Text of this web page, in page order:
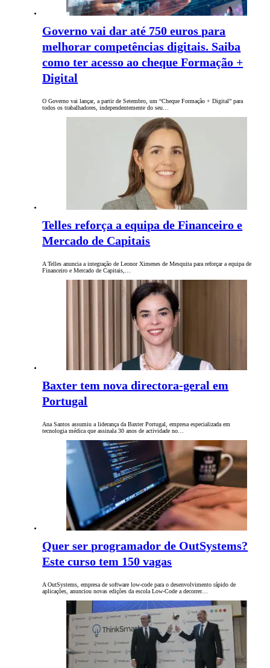
Governo vai dar até 750 euros para
melhorar competências digitais. Saiba
como ter acesso ao cheque Formação +
Digital
O Governo vai lançar, a partir de Setembro, um “Cheque Formação + Digital” para
todos os trabalhadores, independentemente do seu…
Telles reforça a equipa de Financeiro e
Mercado de Capitais
A Telles anuncia a integração de Leonor Ximenes de Mesquita para reforçar a equipa de
Financeiro e Mercado de Capitais,…
Baxter tem nova directora-geral em
Portugal
Ana Santos assumiu a liderança da Baxter Portugal, empresa especializada em
tecnologia médica que assinala 30 anos de actividade no…
Quer ser programador de OutSystems?
Este curso tem 150 vagas
A OutSystems, empresa de software low-code para o desenvolvimento rápido de
aplicações, anunciou novas edições da escola Low-Code a decorrer…